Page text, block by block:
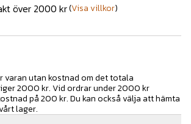
över 2000 kr(Visa villkor)
varan utan kostnad om det totala
2000 kr. Vid ordrar under 2000 kr
på 200 kr. Du kan också välja att hämta
lager.